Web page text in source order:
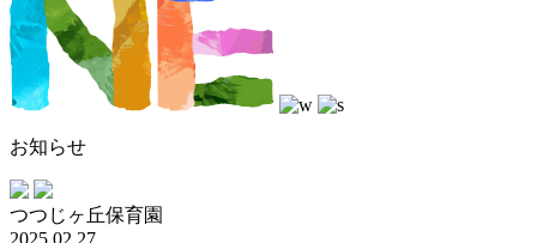
お知らせ
つつじヶ丘保育園
2025.02.27